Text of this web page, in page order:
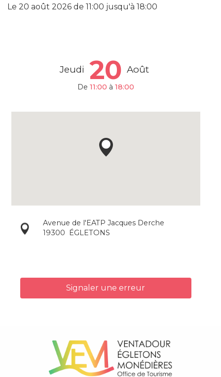
Le 20 août 2026 de 11:00 jusqu'à 18:00
Jeudi 20 Août
De 11:00 à 18:00
Avenue de l'EATP Jacques Derche
19300
ÉGLETONS
Signaler une erreur